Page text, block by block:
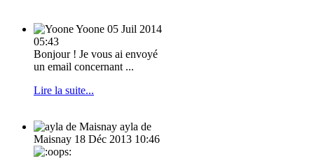
Yoone 05 Juil 2014
05:43
Bonjour ! Je vous ai envoyé
un email concernant ...
Lire la suite...
ayla de
Maisnay 18 Déc 2013 10:46